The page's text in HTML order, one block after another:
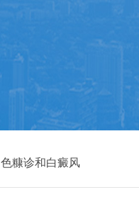
糠诊和白癜风